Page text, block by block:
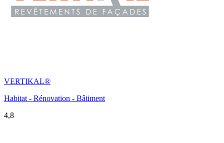
VERTIKAL®
Habitat - Rénovation - Bâtiment
4,8